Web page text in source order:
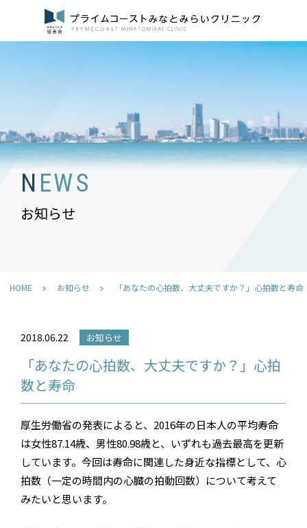
NEWS
お知らせ
HOME お知らせ 「あなたの心拍数、大丈夫ですか？」心拍数と寿命
2018.06.22 お知らせ
「あなたの心拍数、大丈夫ですか？」心拍
数と寿命
厚生労働省の発表によると、2016年の日本人の平均寿命
は女性87.14歳、男性80.98歳と、いずれも過去最高を更新
しています。今回は寿命に関連した身近な指標として、心
拍数（一定の時間内の心臓の拍動回数）について考えて
みたいと思います。